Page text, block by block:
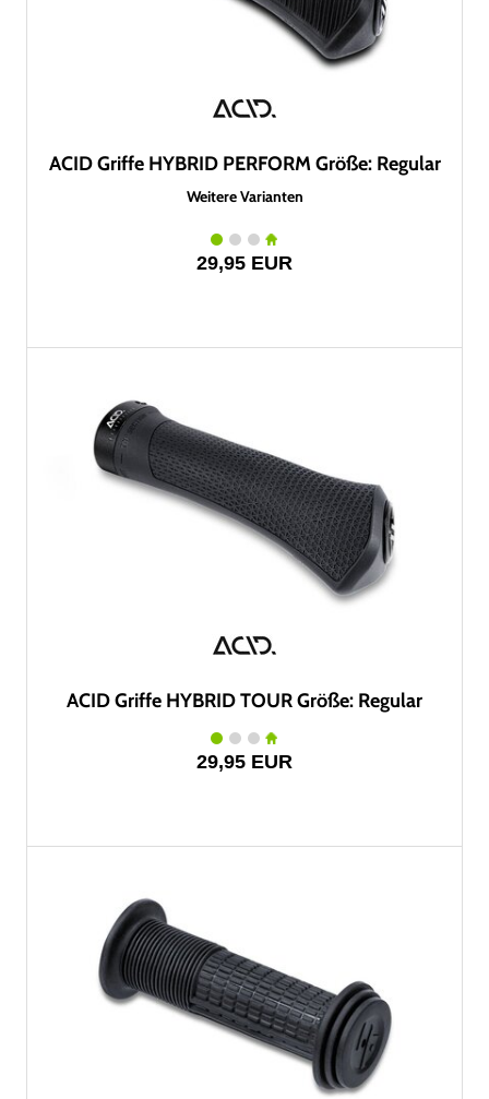
ACID Griffe HYBRID PERFORM Größe: Regular
Weitere Varianten
29,95 EUR
ACID Griffe HYBRID TOUR Größe: Regular
29,95 EUR